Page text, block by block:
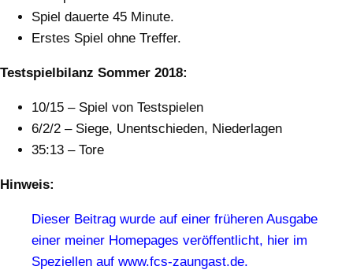
Spiel dauerte 45 Minute.
Erstes Spiel ohne Treffer.
Testspielbilanz Sommer 2018:
10/15 – Spiel von Testspielen
6/2/2 – Siege, Unentschieden, Niederlagen
35:13 – Tore
Hinweis:
Dieser Beitrag wurde auf einer früheren Ausgabe
einer meiner Homepages veröffentlicht, hier im
Speziellen auf www.fcs-zaungast.de.